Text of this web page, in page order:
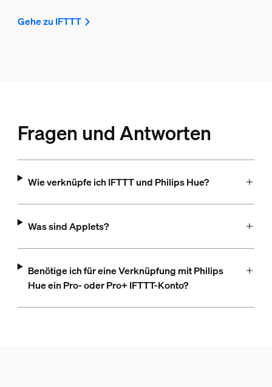
Gehe zu IFTTT
Fragen und Antworten
Wie verknüpfe ich IFTTT und Philips Hue?
Was sind Applets?
Benötige ich für eine Verknüpfung mit Philips
Hue ein Pro- oder Pro+ IFTTT-Konto?